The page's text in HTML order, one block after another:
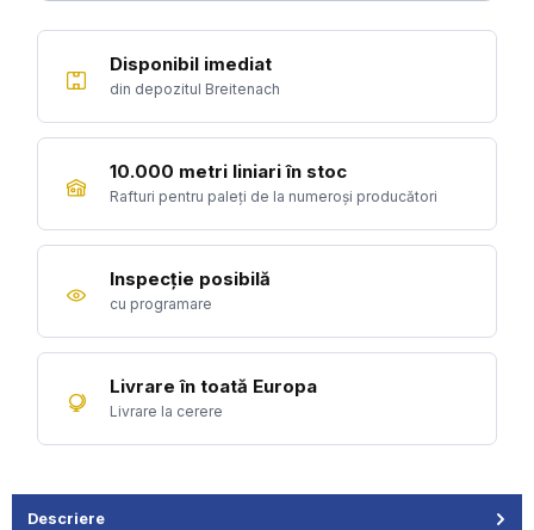
Disponibil imediat
din depozitul Breitenach
10.000 metri liniari în stoc
Rafturi pentru paleți de la numeroși producători
Inspecție posibilă
cu programare
Livrare în toată Europa
Livrare la cerere
Descriere